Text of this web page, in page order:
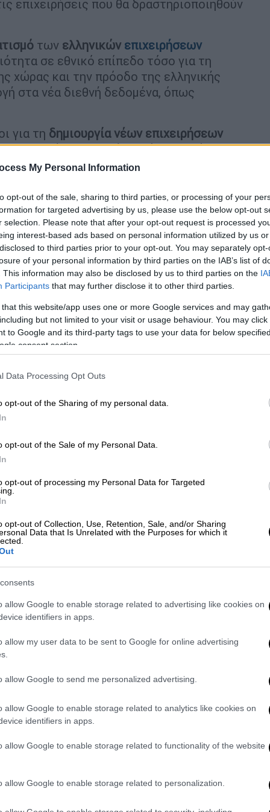
My Personal Information
opt-out of the sale, sharing to third parties, or processing of your
for targeted advertising by us, please use the below opt-out
selection. Please note that after your opt-out request is processed
interest-based ads based on personal information utilized by us
to third parties prior to your opt-out. You may separately
of your personal information by third parties on the IAB’s list of
This information may also be disclosed by us to third parties on the
Participants that may further disclose it to other third parties.
that this website/app uses one or more Google services and may
but not limited to your visit or usage behaviour. You may
to Google and its third-party tags to use your data for below
consent section.
Data Processing Opt Outs
opt-out of the Sharing of my personal data.
opt-out of the Sale of my Personal Data.
opt-out of processing my Personal Data for Targeted
opt-out of Collection, Use, Retention, Sale, and/or Sharing
Data that Is Unrelated with the Purposes for which it
allow Google to enable storage related to advertising like cookies on
identifiers in apps.
allow my user data to be sent to Google for online advertising
allow Google to send me personalized advertising.
allow Google to enable storage related to analytics like cookies on
identifiers in apps.
allow Google to enable storage related to functionality of the website
allow Google to enable storage related to personalization.
επιχειρήσεις που θα δραστηριοποιηθούν
των ελληνικών επιχειρήσεων
σε εθνικό επίπεδο τόσο για τη
χώρας και την πρόοδο της ελληνικής
στα νέα διεθνή δεδομένα, όπως
για τη δημιουργία νέων επιχειρήσεων
ψηφιακές πρακτικές σε όλο το φάσμα
γραφεία μέχρι τα εργοστάσια και
προϊόντων ή των υπηρεσιών τους) όπως
Επανάστασης» (Industry 4.0).
ενδεικτικάυπηρεσίες
τηλεφωνία), υπηρεσίες Η/Υ,
για εξοπλισμό, συμβουλευτικές
βάση δεδομένων, συντήρηση και
μέσω Διαδικτύου, ευρυζωνικές
εφαρμογές τηλεματικής,
παροχή λύσεων ασφαλείας
RFID, διαχείριση
εμπόριο, ηλεκτρονικό επιχειρείν,
ψηφιακές εκτυπώσεις, ψυχαγωγία με
της δράσης ορίζονται οι
Δ.ΥΠ.Α., που βρίσκονται εκτός
18-29 ετών, οι οποίοι υποβάλλουν
πρόταση του
τα νομικά πρόσωπα (Επιχειρήσεις), τα
της έγκρισης της αίτησης
υποβολής της ηλεκτρονικής
να εκπληρώνουν τις κάτωθι
μητρώο της Δ.ΥΠ.Α., ηλικίας 18 έως 29
ηλικίας και να διανύουν το 30ο).
ή κατάρτισης και να πληρούν
υποβολής της αίτησης
εξατομικευμένης προσέγγισης και να
δράσης.
άλλου κράτους της ΕΕ ή ομογενείς που
στη χώρα μας ή πολίτες τρίτων χωρών